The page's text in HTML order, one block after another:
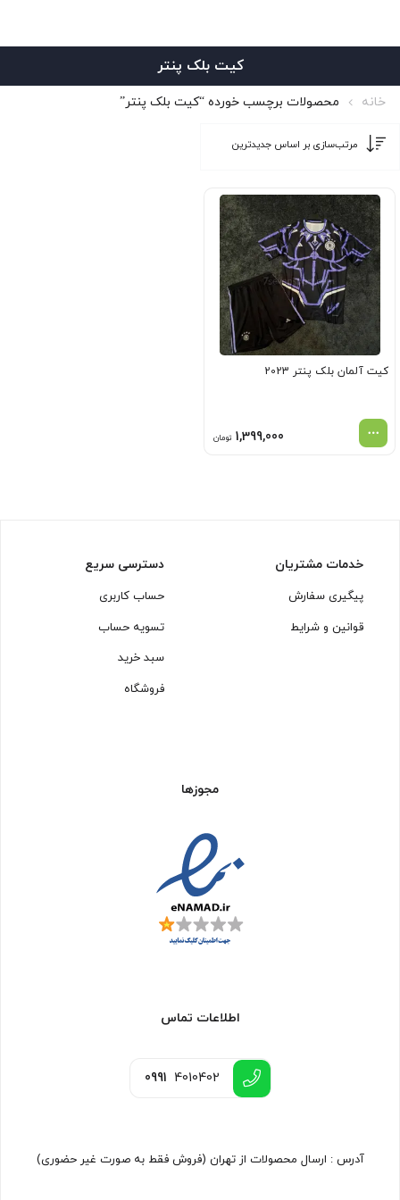
کیت بلک پنتر
خانه محصولات برچسب خورده “کیت بلک پنتر”
کیت آلمان بلک پنتر 2023
1,399,000 تومان
خدمات مشتریان
پیگیری سفارش
قوانین و شرایط
دسترسی سریع
حساب کاربری
تسویه حساب
سبد خرید
فروشگاه
مجوزها
اطلاعات تماس
0991 4010402
آدرس : ارسال محصولات از تهران (فروش فقط به صورت غیر حضوری)